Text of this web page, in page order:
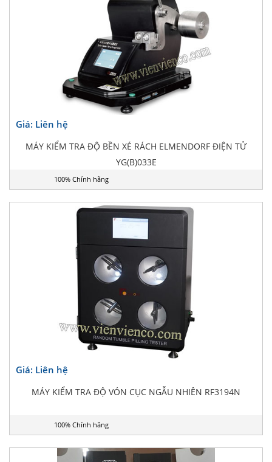
Giá: Liên hệ
MÁY KIỂM TRA ĐỘ BỀN XÉ RÁCH ELMENDORF ĐIỆN TỬ
YG(B)033E
100% Chính hãng
Giá: Liên hệ
MÁY KIỂM TRA ĐỘ VÓN CỤC NGẪU NHIÊN RF3194N
100% Chính hãng